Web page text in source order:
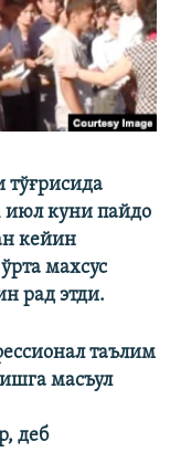
тўғрисида
июл куни пайдо
кейин
махсус
рад этди.
таълим
масъул
деб